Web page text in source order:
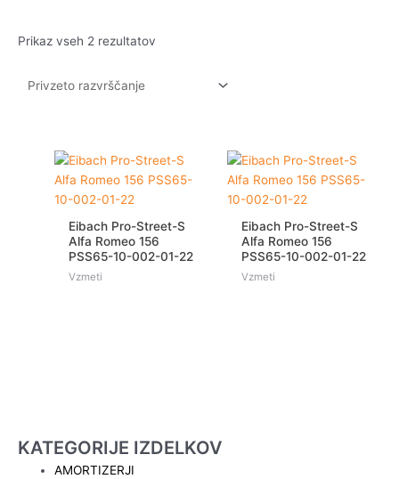
KATEGORIJE IZDELKOV
AMORTIZERJI
Prikaz vseh 2 rezultatov
Eibach Pro-Street-S
Alfa Romeo 156
PSS65-10-002-01-22
Vzmeti
Eibach Pro-Street-S
Alfa Romeo 156
PSS65-10-002-01-22
Vzmeti